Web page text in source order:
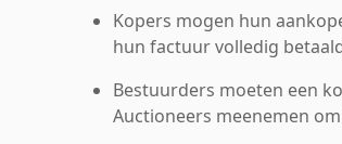
Kopers mogen hun
hun factuur volledig
Bestuurders moeten een
Auctioneers meenemen